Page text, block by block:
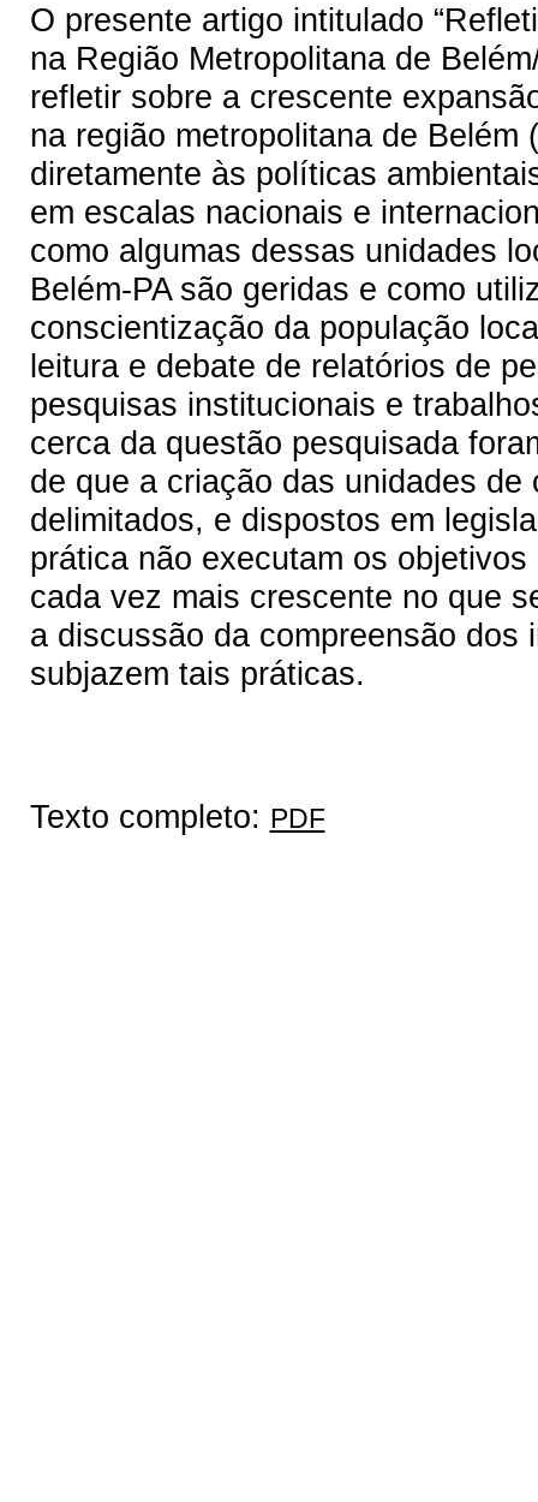
O presente artigo intitulado
na Região Metropolitana de
refletir sobre a crescente
na região metropolitana de
diretamente às políticas
em escalas nacionais e
como algumas dessas unidades
Belém-PA são geridas e como
conscientização da população
leitura e debate de relatórios de
pesquisas institucionais e
cerca da questão pesquisada
de que a criação das unidades
delimitados, e dispostos em
prática não executam os
cada vez mais crescente no que
a discussão da compreensão
subjazem tais práticas.
Texto completo: PDF